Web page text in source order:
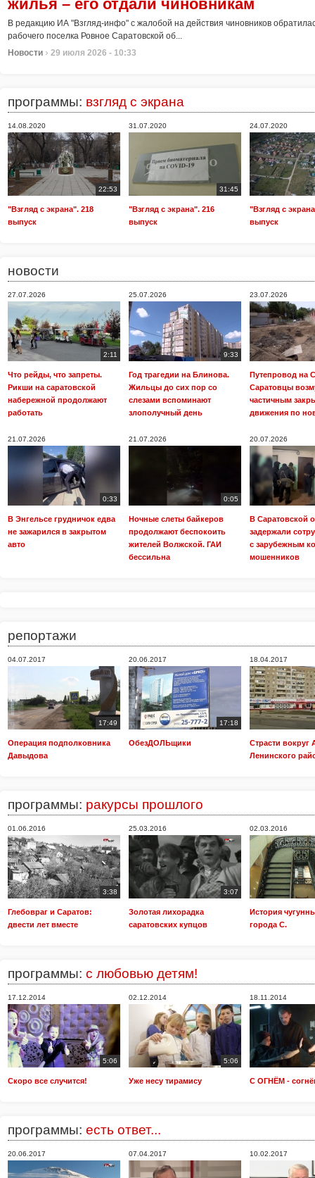
безопасными для проживания
В Саратове после обрушения дома № 3 на улице Крымской в Заводском
остаются жильцы трех квартир, сообщает мэр Иго...
Новости › 03 августа 2026 - 13:34
собаки на ее дочь
Жительница Саратова Алия Кравченко обратилась к председателю
Бастрыкину с просьбой взять на контроль проверку...
Новости › 03 августа 2026 - 12:05
помощи от главы СК
Жители микрорайона Волжская Заводь в селе Шумейка Энгельсского
правовой коллизии....
Новости › 31 июля 2026 - 13:26
Саратове
Следственный комитет России возбудил уголовные дела в отношении 19
10 регионов, включая Саратовскую област...
Новости › 29 июля 2026 - 12:53
жилья – его отдали чиновникам
В редакцию ИА "Взгляд-инфо" с жалобой на действия чиновников
рабочего поселка Ровное Саратовской об...
Новости › 29 июля 2026 - 10:33
программы: взгляд с экрана
14.08.2020
22:53
"Взгляд с экрана". 218
выпуск
31.07.2020
31:45
"Взгляд с экрана". 216
выпуск
24.07.2020
"Взгляд с
выпуск
новости
27.07.2026
2:11
Что рейды, что запреты.
Рикши на саратовской
набережной продолжают
работать
25.07.2026
9:33
Год трагедии на Блинова.
Жильцы до сих пор со
слезами вспоминают
злополучный день
23.07.2026
Путепровод на
Саратовцы
частичным
движения по
21.07.2026
0:33
В Энгельсе грудничок едва
не зажарился в закрытом
авто
21.07.2026
0:05
Ночные слеты байкеров
продолжают беспокоить
жителей Волжской. ГАИ
бессильна
20.07.2026
В Саратовской
задержали
с зарубежным
мошенников
репортажи
04.07.2017
17:49
Операция подполковника
Давыдова
20.06.2017
17:18
ОбезДОЛЬщики
18.04.2017
Страсти вокруг
Ленинского
программы: ракурсы прошлого
01.06.2016
3:38
Глебовраг и Саратов:
двести лет вместе
25.03.2016
3:07
Золотая лихорадка
саратовских купцов
02.03.2016
История
города С.
программы: с любовью детям!
17.12.2014
5:06
Скоро все случится!
02.12.2014
5:06
Уже несу тирамису
18.11.2014
С ОГНЁМ -
программы: есть ответ...
20.06.2017 07.04.2017 10.02.2017